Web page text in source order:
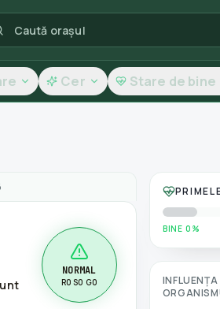
Cer Stare de bine
NORMAL
R0 S0 G0
BINE 0%